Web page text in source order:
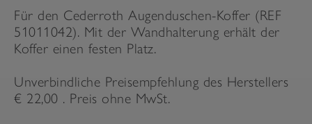
Für den Cederroth Augenduschen-Koffer (REF
51011042). Mit der Wandhalterung erhält der
Koffer einen festen Platz.
Unverbindliche Preisempfehlung des Herstellers
€ 22,00 . Preis ohne MwSt.